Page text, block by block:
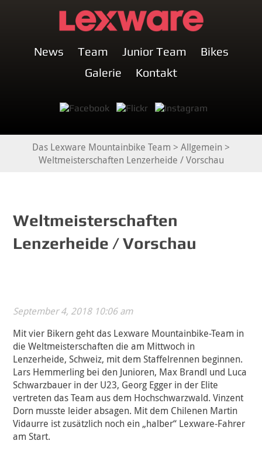
News Team Junior Team
Bikes
Galerie
Kontakt
Das Lexware Mountainbike Team > Allgemein >
Weltmeisterschaften Lenzerheide / Vorschau
Weltmeisterschaften
Lenzerheide / Vorschau
September 4, 2018 10:06 am
Mit vier Bikern geht das Lexware Mountainbike-Team in
die Weltmeisterschaften die am Mittwoch in
Lenzerheide, Schweiz, mit dem Staffelrennen beginnen.
Lars Hemmerling bei den Junioren, Max Brandl und Luca
Schwarzbauer in der U23, Georg Egger in der Elite
vertreten das Team aus dem Hochschwarzwald. Vinzent
Dorn musste leider absagen. Mit dem Chilenen Martin
Vidaurre ist zusätzlich noch ein „halber“ Lexware-Fahrer
am Start.